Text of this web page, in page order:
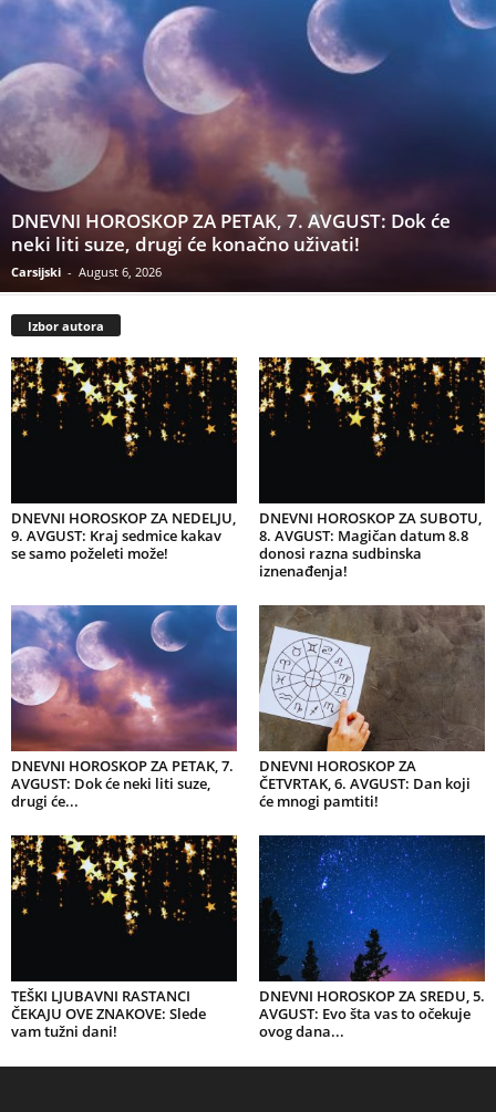
DNEVNI HOROSKOP ZA PETAK, 7. AVGUST: Dok će
neki liti suze, drugi će konačno uživati!
Carsijski - August 6, 2026
Izbor autora
DNEVNI HOROSKOP ZA NEDELJU,
9. AVGUST: Kraj sedmice kakav
se samo poželeti može!
DNEVNI HOROSKOP ZA SUBOTU,
8. AVGUST: Magičan datum 8.8
donosi razna sudbinska
iznenađenja!
DNEVNI HOROSKOP ZA PETAK, 7.
AVGUST: Dok će neki liti suze,
drugi će...
DNEVNI HOROSKOP ZA
ČETVRTAK, 6. AVGUST: Dan koji
će mnogi pamtiti!
TEŠKI LJUBAVNI RASTANCI
ČEKAJU OVE ZNAKOVE: Slede
vam tužni dani!
DNEVNI HOROSKOP ZA SREDU, 5.
AVGUST: Evo šta vas to očekuje
ovog dana...